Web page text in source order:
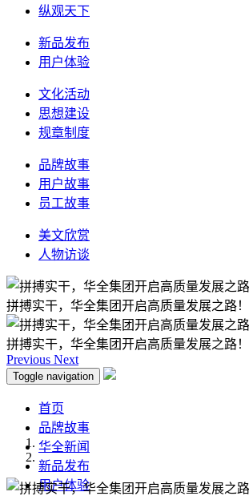
纵观天下
新品发布
用户体验
文化活动
思想建设
规章制度
品牌故事
用户故事
员工故事
美文欣赏
人物访谈
拼搏实干，华全集团开启高质量发展之路！
拼搏实干，华全集团开启高质量发展之路！
Previous Next
Toggle navigation
首页
品牌故事
华全新闻
新品发布
用户体验